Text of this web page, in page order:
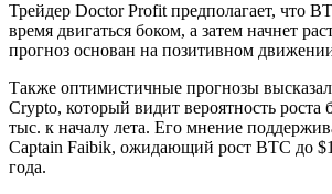
Трейдер Doctor Profit предполагает, что
время двигаться боком, а затем начнет
прогноз основан на позитивном
Также оптимистичные прогнозы
Crypto, который видит вероятность роста
тыс. к началу лета. Его мнение
Captain Faibik, ожидающий рост BTC до
года.